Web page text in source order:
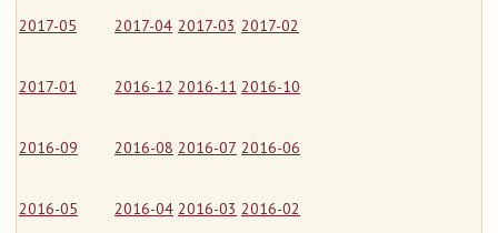
2017-05 2017-04 2017-03 2017-02
2017-01 2016-12 2016-11 2016-10
2016-09 2016-08 2016-07 2016-06
2016-05 2016-04 2016-03 2016-02